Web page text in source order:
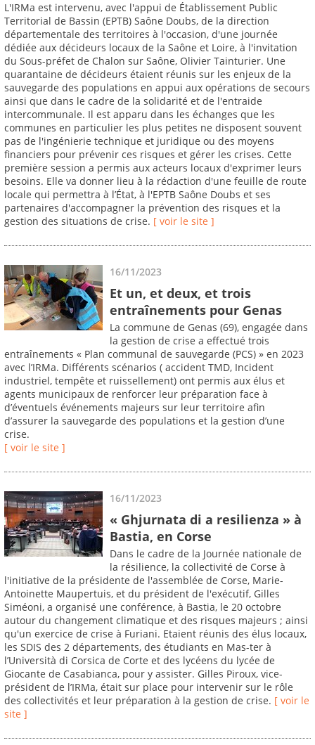
L'IRMa est intervenu, avec l'appui de Établissement Public
Territorial de Bassin (EPTB) Saône Doubs, de la direction
départementale des territoires à l'occasion, d'une journée
dédiée aux décideurs locaux de la Saône et Loire, à l'invitation
du Sous-préfet de Chalon sur Saône, Olivier Tainturier. Une
quarantaine de décideurs étaient réunis sur les enjeux de la
sauvegarde des populations en appui aux opérations de secours
ainsi que dans le cadre de la solidarité et de l'entraide
intercommunale. Il est apparu dans les échanges que les
communes en particulier les plus petites ne disposent souvent
pas de l'ingénierie technique et juridique ou des moyens
financiers pour prévenir ces risques et gérer les crises. Cette
première session a permis aux acteurs locaux d'exprimer leurs
besoins. Elle va donner lieu à la rédaction d'une feuille de route
locale qui permettra à l’État, à l'EPTB Saône Doubs et ses
partenaires d'accompagner la prévention des risques et la
gestion des situations de crise. [ voir le site ]
16/11/2023
Et un, et deux, et trois
entraînements pour Genas
La commune de Genas (69), engagée dans
la gestion de crise a effectué trois
entraînements « Plan communal de sauvegarde (PCS) » en 2023
avec l’IRMa. Différents scénarios ( accident TMD, Incident
industriel, tempête et ruissellement) ont permis aux élus et
agents municipaux de renforcer leur préparation face à
d’éventuels événements majeurs sur leur territoire afin
d’assurer la sauvegarde des populations et la gestion d’une
crise.
[ voir le site ]
16/11/2023
« Ghjurnata di a resilienza » à
Bastia, en Corse
Dans le cadre de la Journée nationale de
la résilience, la collectivité de Corse à
l'initiative de la présidente de l'assemblée de Corse, Marie-
Antoinette Maupertuis, et du président de l'exécutif, Gilles
Siméoni, a organisé une conférence, à Bastia, le 20 octobre
autour du changement climatique et des risques majeurs ; ainsi
qu'un exercice de crise à Furiani. Etaient réunis des élus locaux,
les SDIS des 2 départements, des étudiants en Mas-ter à
l’Università di Corsica de Corte et des lycéens du lycée de
Giocante de Casabianca, pour y assister. Gilles Piroux, vice-
président de l’IRMa, était sur place pour intervenir sur le rôle
des collectivités et leur préparation à la gestion de crise. [ voir le
site ]